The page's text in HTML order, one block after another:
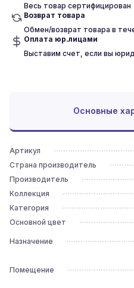
Весь товар сертифицирован
Возврат товара
Обмен/возврат товара в
Оплата юр.лицами
Выставим счет, если вы
Основные
Артикул
Страна производитель
Производитель
Коллекция
Категория
Основной цвет
Назначение
Помещение